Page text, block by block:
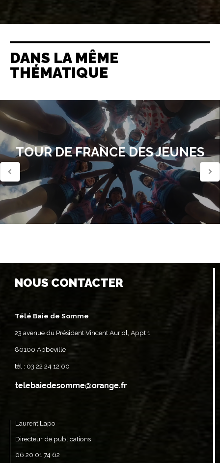
DANS LA MÊME
THÉMATIQUE
TOUR DE FRANCE DES JEUNES
NOUS CONTACTER
Télé Baie de Somme
23 avenue du Président Vincent Auriol, Appt 1
80100 Abbeville
tél : 03 22 24 12 00
Laurent Lapo
Directeur de publications
06 20 01 74 62